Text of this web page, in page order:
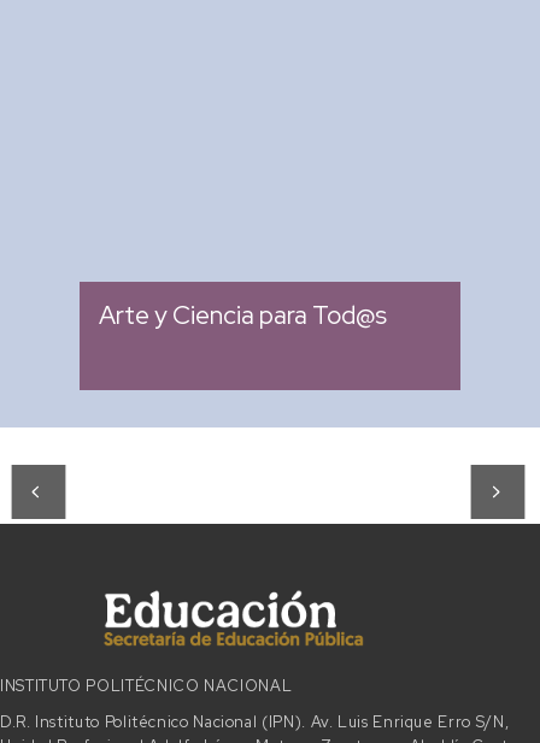
Arte y Ciencia para Tod@s
05:00 pm
INSTITUTO POLITÉCNICO NACIONAL
D.R. Instituto Politécnico Nacional (IPN). Av. Luis Enrique Erro S/N,